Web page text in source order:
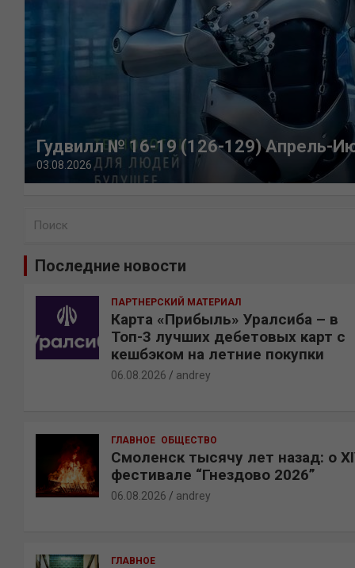
Гудвилл № 16-19 (126-129) Апрель-
03.08.2026
Последние новости
ПАРТНЕРСКИЙ МАТЕРИАЛ
Карта «Прибыль» Уралсиба – в
Топ-3 лучших дебетовых карт с
кешбэком на летние покупки
06.08.2026 andrey
ГЛАВНОЕ ОБЩЕСТВО
Смоленск тысячу лет назад: о
фестивале “Гнездово 2026”
06.08.2026 andrey
ГЛАВНОЕ